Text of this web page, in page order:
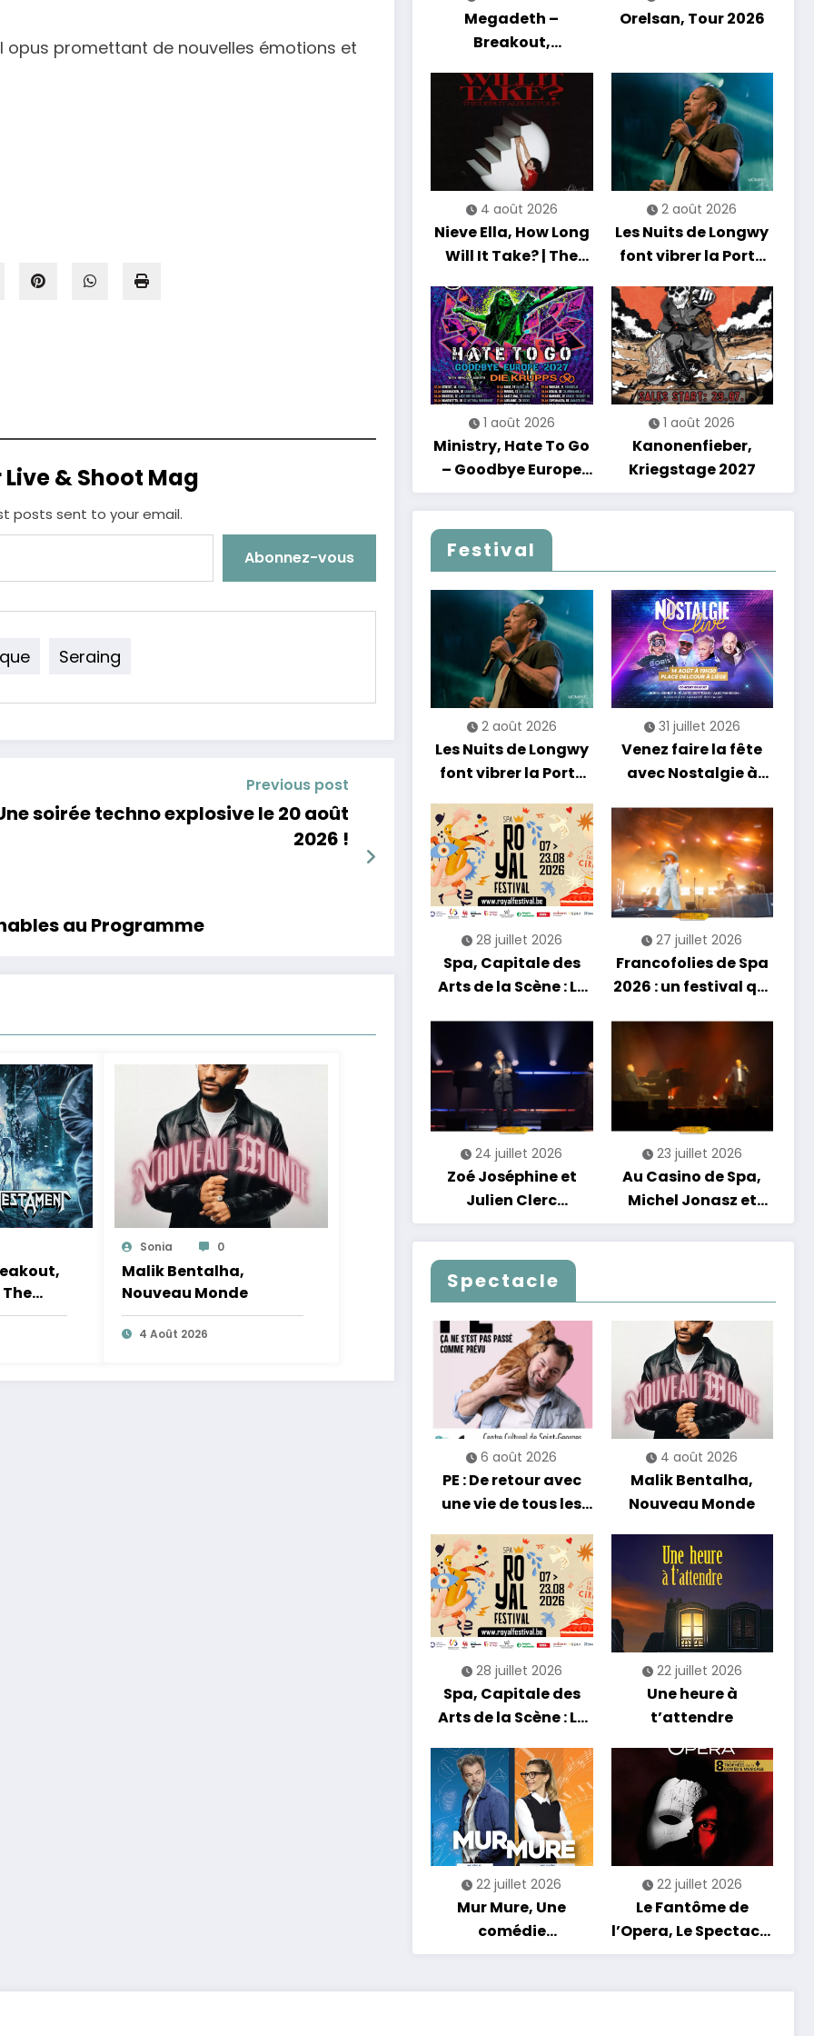
promettant de nouvelles émotions et
& Shoot Mag
posts sent to your email.
Abonnez-vous
Seraing
Previous post
soirée techno explosive le 20 août
2026 !
au Programme
Tour
Sonia 0
Malik Bentalha,
Nouveau Monde
4 Août 2026
Megadeth –
Breakout,
Nations Europe Tour
2027
Orelsan, Tour 2026
4 août 2026
Nieve Ella, How Long
Will It Take? | The
2 août 2026
Les Nuits de Longwy
font vibrer la Porte
soirée entre
découvertes et
énergie reggae
1 août 2026
Ministry, Hate To Go
– Goodbye Europe
2027
1 août 2026
Kanonenfieber,
Kriegstage 2027
Festival
2 août 2026
Les Nuits de Longwy
font vibrer la Porte
soirée entre
découvertes et
énergie reggae
31 juillet 2026
Venez faire la fête
avec Nostalgie à
28 juillet 2026
Spa, Capitale des
Arts de la Scène : Le
27 juillet 2026
Francofolies de Spa
2026 : un festival qui
nouveautés et
grands moments de
scène
24 juillet 2026
Zoé Joséphine et
Julien Clerc
clôturent en beauté
Les Nuits
Francofolies au
23 juillet 2026
Au Casino de Spa,
Michel Jonasz et
Alain Chamfort
célèbrent le temps
nostalgie
Spectacle
6 août 2026
PE : De retour avec
une vie de tous les
4 août 2026
Malik Bentalha,
Nouveau Monde
28 juillet 2026
Spa, Capitale des
Arts de la Scène : Le
est Lancé !
22 juillet 2026
Une heure à
t’attendre
22 juillet 2026
Mur Mure, Une
comédie
romantique en
22 juillet 2026
Le Fantôme de
l’Opera, Le Spectacle
Musical